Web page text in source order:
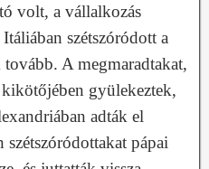
volt, a vállalkozás
szétszóródott a
A megmaradtakat,
gyülekeztek,
adták el
pápai